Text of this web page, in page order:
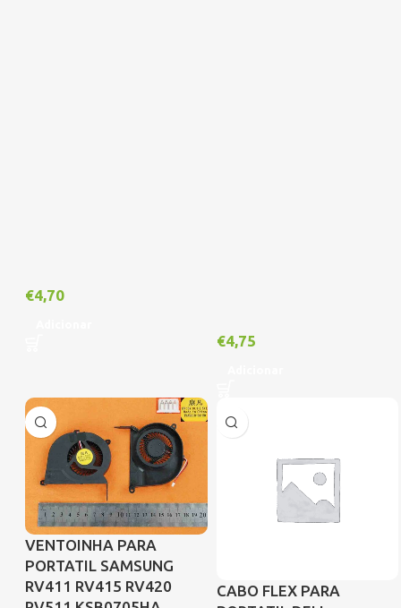
€4,70
€4,75
VENTOINHA PARA
PORTATIL SAMSUNG
RV411 RV415 RV420
CABO FLEX PARA